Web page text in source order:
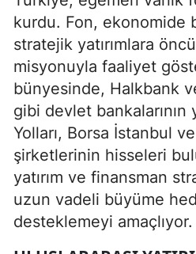
kurdu. Fon, ekonomide
stratejik yatırımlara
misyonuyla faaliyet
bünyesinde, Halkbank
gibi devlet bankalarının
Yolları, Borsa İstanbul
şirketlerinin hisseleri
yatırım ve finansman
uzun vadeli büyüme
desteklemeyi amaçlıyor.